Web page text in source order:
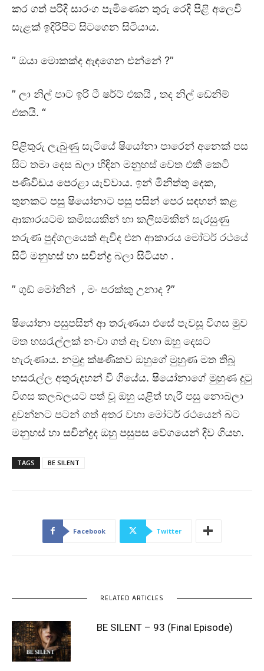
කර ගත් පරිදි සාරංග පැමිණෙන තුරු රෙදි පිළි අලෙවි
සැළක් ඉදිරිපිට සිටගෙන සිටියාය.
” ඔයා මොකක්ද ඇඳගෙන එන්නේ ?”
” ලා නිල් පාට ඉරි ටී ෂර්ට් එකයි , තද නිල් ඩෙනිම්
එකයි. “
පිළිතුරු ලැබුණු සැටියේ ෂියෝනා පාරෙන් අනෙක් පස
සිට තමා දෙස බලා හිඳින මනුහස් වෙත එකී කෙටි
පණිවිඩය පෙරළා යැව්වාය. ඉන් මිනිත්තු දෙක,
තුනකට පසු ෂියෝනාට පසු පසින් පෙර සඳහන් කළ
ආකාරයටම කමිසයකින් හා කලිසමකින් සැරසුණු
තරුණ පුද්ගලයෙක් ඇවිද එන ආකාරය මෝටර් රථයේ
සිටි මනුහස් හා සචින්ද්‍ර බලා සිටියහ .
” ගුඩ් මෝනින් , මං පරක්කු උනාද ?”
ෂියෝනා පසුපසින් ආ තරුණයා එසේ පැවසූ විගස මුව
මත හසරැල්ලක් නංවා ගත් ඈ වහා ඔහු දෙසට
හැරුණාය. නමුදු ක්ෂණිකව ඔහුගේ මුහුණ මත තිබූ
හසරැල්ල අතුරුදහන් වී ගියේය. ෂියෝනාගේ මුහුණ දුටු
විගස කලබලයට පත් වූ ඔහු යළිත් හැරී පසු නොබලා
දුවන්නට පටන් ගත් අතර වහා මෝටර් රථයෙන් බට
මනුහස් හා සචින්ද්‍රද ඔහු පසුපස වේගයෙන් දිව ගියහ.
TAGS BE SILENT
Facebook Twitter
RELATED ARTICLES
BE SILENT – 93 (Final Episode)